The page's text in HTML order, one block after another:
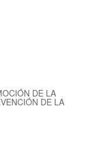
DE LA
DE LA